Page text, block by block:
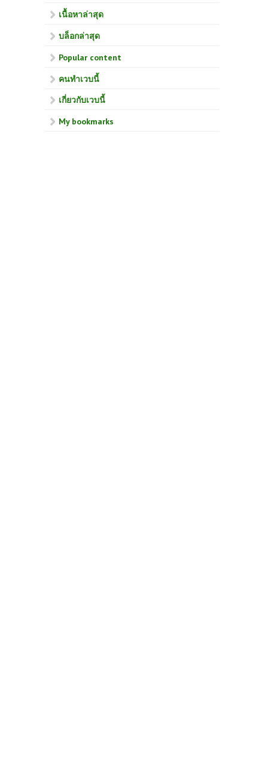
เนื้อหาล่าสุด
บล็อกล่าสุด
Popular content
คนทำเวบนี้
เกี่ยวกับเวบนี้
My bookmarks